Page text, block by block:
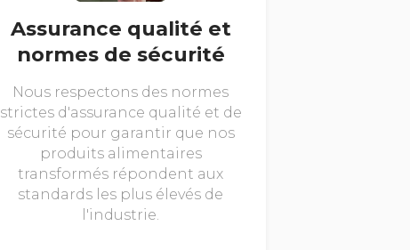
Assurance qualité et
normes de sécurité
Nous respectons des normes
strictes d'assurance qualité et de
sécurité pour garantir que nos
produits alimentaires
transformés répondent aux
standards les plus élevés de
l'industrie.